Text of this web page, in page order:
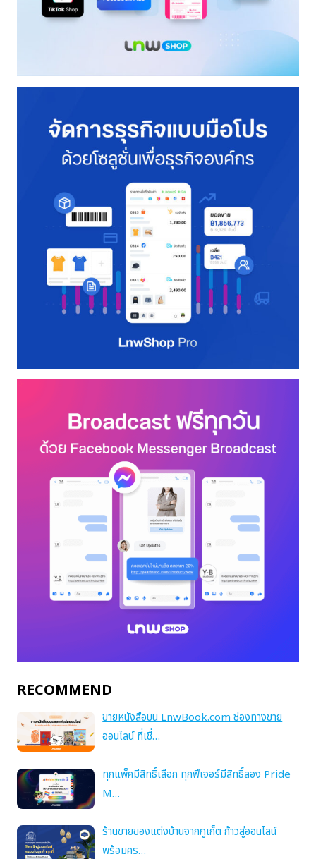
RECOMMEND
ขายหนังสือบน LnwBook.com ช่องทางขาย
ออนไลน์ ที่เชื่…
ทุกแพ็คมีสิทธิ์เลือก ทุกฟีเจอร์มีสิทธิ์ลอง Pride
M…
ร้านขายของแต่งบ้านจากภูเก็ต ก้าวสู่ออนไลน์
พร้อมคร…